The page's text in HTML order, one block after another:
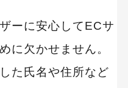
ーに安心してECサ
に欠かせません。
た氏名や住所など